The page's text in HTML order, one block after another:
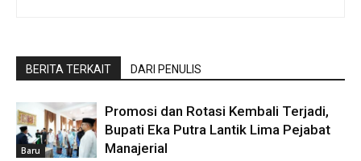
BERITA TERKAIT DARI PENULIS
Baru
Promosi dan Rotasi Kembali Terjadi,
Bupati Eka Putra Lantik Lima Pejabat
Manajerial